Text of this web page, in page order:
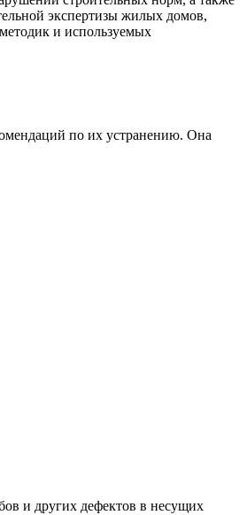
экспертизы жилых домов,
и используемых
по их устранению. Она
и других дефектов в несущих